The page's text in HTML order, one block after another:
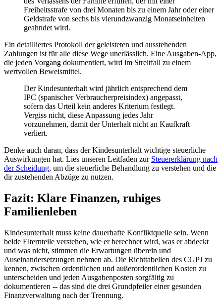
Freiheitsstrafe von drei Monaten bis zu einem Jahr oder einer
Geldstrafe von sechs bis vierundzwanzig Monatseinheiten
geahndet wird.
Ein detailliertes Protokoll der geleisteten und ausstehenden
Zahlungen ist für alle diese Wege unerlässlich. Eine Ausgaben-App,
die jeden Vorgang dokumentiert, wird im Streitfall zu einem
wertvollen Beweismittel.
Der Kindesunterhalt wird jährlich entsprechend dem
IPC (spanischer Verbraucherpreisindex) angepasst,
sofern das Urteil kein anderes Kriterium festlegt.
Vergiss nicht, diese Anpassung jedes Jahr
vorzunehmen, damit der Unterhalt nicht an Kaufkraft
verliert.
Denke auch daran, dass der Kindesunterhalt wichtige steuerliche
Auswirkungen hat. Lies unseren Leitfaden zur Steuererklärung nach
der Scheidung, um die steuerliche Behandlung zu verstehen und die
dir zustehenden Abzüge zu nutzen.
Fazit: Klare Finanzen, ruhiges
Familienleben
Kindesunterhalt muss keine dauerhafte Konfliktquelle sein. Wenn
beide Elternteile verstehen, wie er berechnet wird, was er abdeckt
und was nicht, stimmen die Erwartungen überein und
Auseinandersetzungen nehmen ab. Die Richttabellen des CGPJ zu
kennen, zwischen ordentlichen und außerordentlichen Kosten zu
unterscheiden und jeden Ausgabenposten sorgfältig zu
dokumentieren -- das sind die drei Grundpfeiler einer gesunden
Finanzverwaltung nach der Trennung.